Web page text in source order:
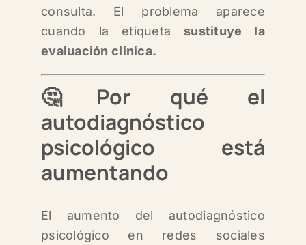
consulta. El problema aparece
cuando la etiqueta sustituye la
evaluación clínica.
🤔Por qué el
autodiagnóstico
psicológico está
aumentando
El aumento del autodiagnóstico
psicológico en redes sociales